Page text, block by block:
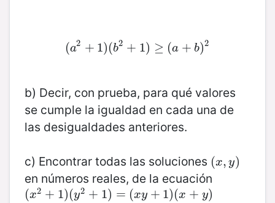
(a2 + 1)(b2 + 1) ≥ (a + b)2
( a2 +1)(b 2+1) ≥( a+b)2
b) Decir, con prueba, para qué valores
se cumple la igualdad en cada una de
las desigualdades anteriores.
c) Encontrar todas las soluciones (x, y)
(x,y)
en números reales, de la ecuación
(x2 + 1)(y2 + 1) = (xy + 1)(x + y)
(x2 +1 )(y2+ 1)=(x y+ 1)(x +y)